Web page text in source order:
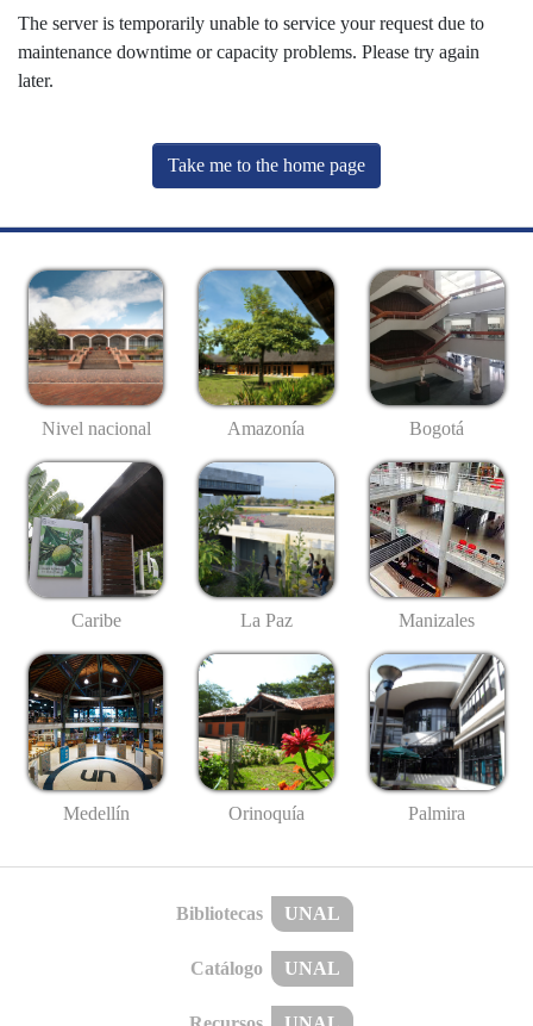
The server is temporarily unable to service your request due to
maintenance downtime or capacity problems. Please try again
later.
Take me to the home page
Nivel nacional Amazonía Bogotá
Caribe La Paz Manizales
Medellín Orinoquía Palmira
Bibliotecas UNAL
Catálogo UNAL